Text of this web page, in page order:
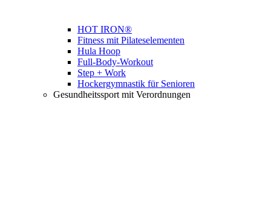
HOT IRON®
Fitness mit Pilateselementen
Hula Hoop
Full-Body-Workout
Step + Work
Hockergymnastik für Senioren
Gesundheitssport mit Verordnungen